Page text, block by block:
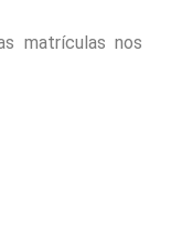
matrículas nos